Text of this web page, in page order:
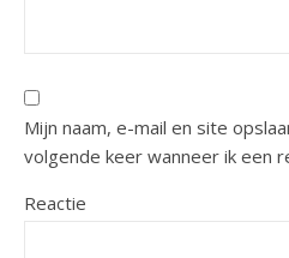
Mijn naam, e-mail en site
volgende keer wanneer ik een
Reactie